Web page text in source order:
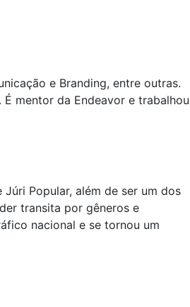
e Branding, entre outras.
mentor da Endeavor e trabalhou
Popular, além de ser um dos
transita por gêneros e
nacional e se tornou um